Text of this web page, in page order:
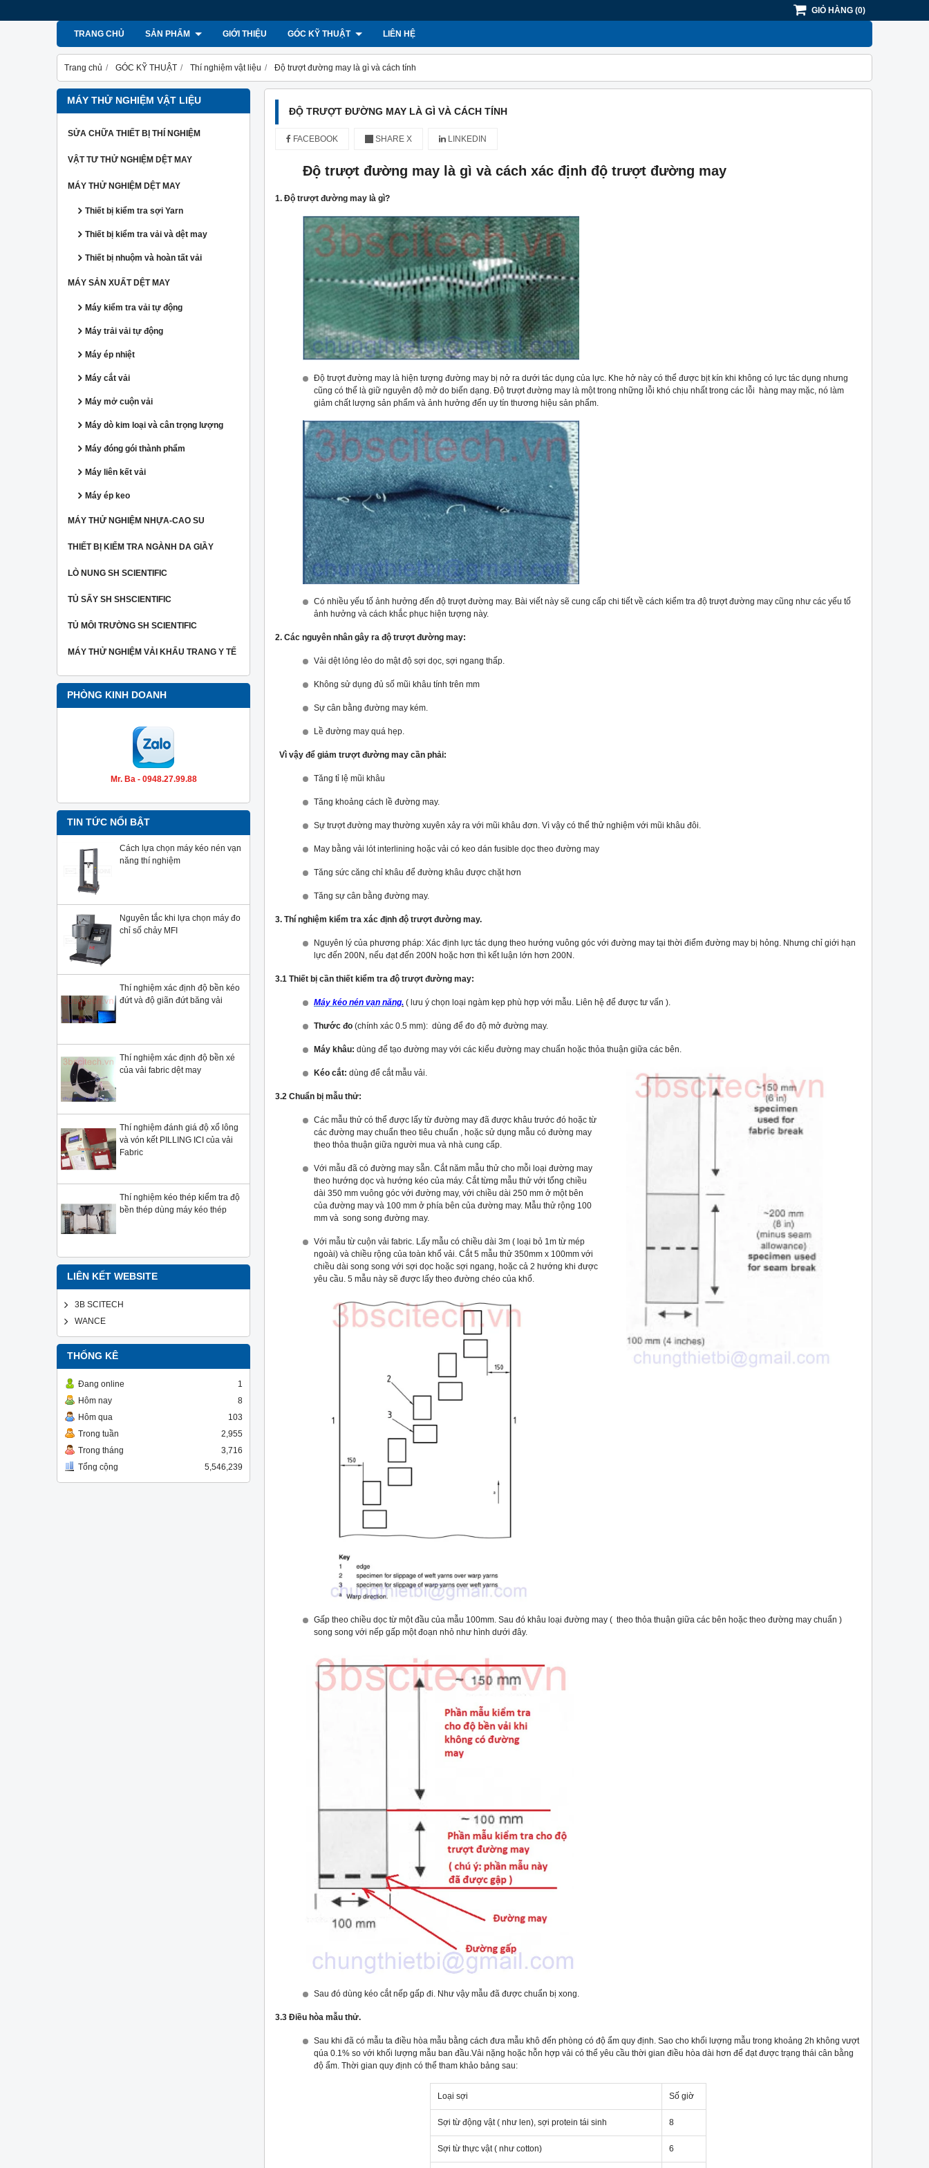
GIỎ HÀNG (0)
TRANG CHỦ SẢN PHẨM GIỚI THIỆU GÓC KỸ THUẬT LIÊN HỆ
Trang chủ GÓC KỸ THUẬT Thí nghiệm vật liệu Độ trượt đường may là gì và cách tính
MÁY THỬ NGHIỆM VẬT LIỆU
SỬA CHỮA THIẾT BỊ THÍ NGHIỆM
VẬT TƯ THỬ NGHIỆM DỆT MAY
MÁY THỬ NGHIỆM DỆT MAY
Thiết bị kiểm tra sợi Yarn
Thiết bị kiểm tra vải và dệt may
Thiết bị nhuộm và hoàn tất vải
MÁY SẢN XUẤT DỆT MAY
Máy kiểm tra vải tự động
Máy trải vải tự động
Máy ép nhiệt
Máy cắt vải
Máy mở cuộn vải
Máy dò kim loại và cân trọng lượng
Máy đóng gói thành phẩm
Máy liên kết vải
Máy ép keo
MÁY THỬ NGHIỆM NHỰA-CAO SU
THIẾT BỊ KIỂM TRA NGÀNH DA GIẦY
LÒ NUNG SH SCIENTIFIC
TỦ SẤY SH SHSCIENTIFIC
TỦ MÔI TRƯỜNG SH SCIENTIFIC
MÁY THỬ NGHIỆM VẢI KHẨU TRANG Y TẾ
PHÒNG KINH DOANH
Mr. Ba - 0948.27.99.88
TIN TỨC NỔI BẬT
Cách lựa chọn máy kéo nén vạn
năng thí nghiệm
Nguyên tắc khi lựa chọn máy đo
chỉ số chảy MFI
Thí nghiệm xác định độ bền kéo
đứt và độ giãn đứt băng vải
Thí nghiệm xác định độ bền xé
của vải fabric dệt may
Thí nghiệm đánh giá độ xổ lông
và vón kết PILLING ICI của vải
Fabric
Thí nghiệm kéo thép kiểm tra độ
bền thép dùng máy kéo thép
LIÊN KẾT WEBSITE
3B SCITECH
WANCE
THỐNG KÊ
Đang online
1
Hôm nay
8
Hôm qua
103
Trong tuần
2,955
Trong tháng
3,716
Tổng cộng
5,546,239
ĐỘ TRƯỢT ĐƯỜNG MAY LÀ GÌ VÀ CÁCH TÍNH
FACEBOOK SHARE X LINKEDIN
Độ trượt đường may là gì và cách xác định độ trượt đường may
1. Độ trượt đường may là gì?
Độ trượt đường may là hiện tượng đường may bị nở ra dưới tác dụng của lực. Khe hở này có thể được bịt kín khi không có lực tác dụng nhưng
cũng có thể là giữ nguyên độ mở do biến dạng. Độ trượt đường may là một trong những lỗi khó chịu nhất trong các lỗi hàng may mặc, nó làm
giảm chất lượng sản phẩm và ảnh hưởng đến uy tín thương hiệu sản phẩm.
Có nhiều yếu tố ảnh hưởng đến độ trượt đường may. Bài viết này sẽ cung cấp chi tiết về cách kiểm tra độ trượt đường may cũng như các yếu tố
ảnh hưởng và cách khắc phục hiện tượng này.
2. Các nguyên nhân gây ra độ trượt đường may:
Vải dệt lỏng lẻo do mật độ sợi dọc, sợi ngang thấp.
Không sử dụng đủ số mũi khâu tính trên mm
Sự cân bằng đường may kém.
Lề đường may quá hẹp.
Vì vậy để giảm trượt đường may cần phải:
Tăng tỉ lệ mũi khâu
Tăng khoảng cách lề đường may.
Sự trượt đường may thường xuyên xảy ra với mũi khâu đơn. Vì vậy có thể thử nghiệm với mũi khâu đôi.
May bằng vải lót interlining hoặc vải có keo dán fusible dọc theo đường may
Tăng sức căng chỉ khâu để đường khâu được chặt hơn
Tăng sự cân bằng đường may.
3. Thí nghiệm kiểm tra xác định độ trượt đường may.
Nguyên lý của phương pháp: Xác định lực tác dụng theo hướng vuông góc với đường may tại thời điểm đường may bị hỏng. Nhưng chỉ giới hạn
lực đến 200N, nếu đạt đến 200N hoặc hơn thì kết luận lớn hơn 200N.
3.1 Thiết bị cần thiết kiểm tra độ trượt đường may:
Máy kéo nén vạn năng. ( lưu ý chọn loại ngàm kẹp phù hợp với mẫu. Liên hệ để được tư vấn ).
Thước đo (chính xác 0.5 mm): dùng để đo độ mở đường may.
Máy khâu: dùng để tạo đường may với các kiểu đường may chuẩn hoặc thỏa thuận giữa các bên.
Kéo cắt: dùng để cắt mẫu vải.
3.2 Chuẩn bị mẫu thử:
Các mẫu thử có thể được lấy từ đường may đã được khâu trước đó hoặc từ
các đường may chuẩn theo tiêu chuẩn , hoặc sử dụng mẫu có đường may
theo thỏa thuận giữa người mua và nhà cung cấp.
Với mẫu đã có đường may sẵn. Cắt năm mẫu thử cho mỗi loại đường may
theo hướng dọc và hướng kéo của máy. Cắt từng mẫu thử với tổng chiều
dài 350 mm vuông góc với đường may, với chiều dài 250 mm ở một bên
của đường may và 100 mm ở phía bên của đường may. Mẫu thử rộng 100
mm và song song đường may.
Với mẫu từ cuộn vải fabric. Lấy mẫu có chiều dài 3m ( loại bỏ 1m từ mép
ngoài) và chiều rộng của toàn khổ vải. Cắt 5 mẫu thử 350mm x 100mm với
chiều dài song song với sợi dọc hoặc sợi ngang, hoặc cả 2 hướng khi được
yêu cầu. 5 mẫu này sẽ được lấy theo đường chéo của khổ.
Gấp theo chiều dọc từ một đầu của mẫu 100mm. Sau đó khâu loại đường may ( theo thỏa thuận giữa các bên hoặc theo đường may chuẩn )
song song với nếp gấp một đoạn nhỏ như hình dưới đây.
Sau đó dùng kéo cắt nếp gấp đi. Như vậy mẫu đã được chuẩn bị xong.
3.3 Điều hòa mẫu thử.
Sau khi đã có mẫu ta điều hòa mẫu bằng cách đưa mẫu khô đến phòng có độ ẩm quy định. Sao cho khối lượng mẫu trong khoảng 2h không vượt
qúa 0.1% so với khối lượng mẫu ban đầu.Vải nặng hoặc hỗn hợp vải có thể yêu cầu thời gian điều hòa dài hơn để đạt được trạng thái cân bằng
độ ẩm. Thời gian quy định có thể tham khảo bảng sau:
Loại sợi Số giờ
Sợi từ động vật ( như len), sợi protein tái sinh 8
Sợi từ thực vật ( như cotton) 6